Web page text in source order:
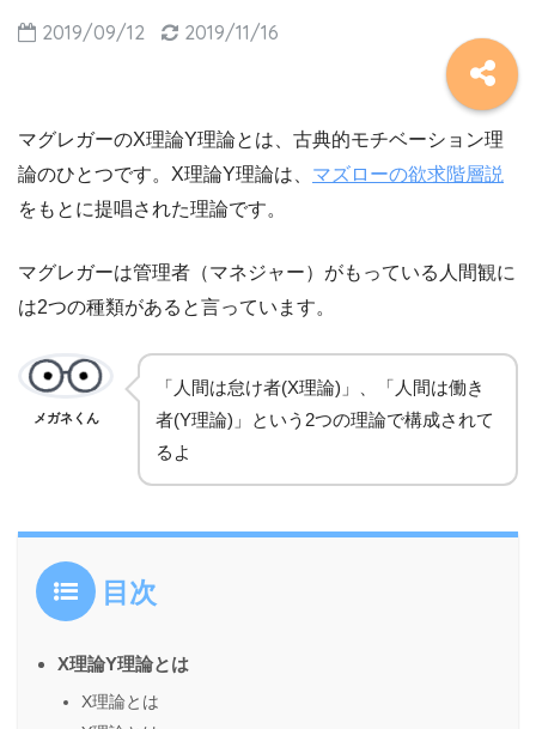
2019/09/12 2019/11/16
マグレガーのX理論Y理論とは、古典的モチベーション理
論のひとつです。X理論Y理論は、 マズローの欲求階層説
をもとに提唱された理論です。
マグレガーは管理者（マネジャー）がもっている人間観に
は2つの種類があると言っています。
メガネくん
「人間は怠け者(X理論)」、「人間は働き
者(Y理論)」という2つの理論で構成されて
るよ
目次
X理論Y理論とは
X理論とは